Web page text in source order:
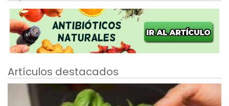
Artículos destacados